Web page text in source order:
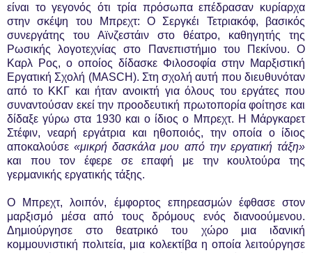
είναι το γεγονός ότι τρία πρόσωπα επέδρασαν κυρίαρχα
στην σκέψη του Μπρεχτ: Ο Σεργκέι Τετριακόφ, βασικός
συνεργάτης του Αϊνζεστάιν στο θέατρο, καθηγητής της
Ρωσικής λογοτεχνίας στο Πανεπιστήμιο του Πεκίνου. Ο
Καρλ Ρος, ο οποίος δίδασκε Φιλοσοφία στην Μαρξιστική
Εργατική Σχολή (MASCH). Στη σχολή αυτή που διευθυνόταν
από το ΚΚΓ και ήταν ανοικτή για όλους του εργάτες που
συναντούσαν εκεί την προοδευτική πρωτοπορία φοίτησε και
δίδαξε γύρω στα 1930 και ο ίδιος ο Μπρεχτ. Η Μάργκαρετ
Στέφιν, νεαρή εργάτρια και ηθοποιός, την οποία ο ίδιος
αποκαλούσε«μικρή δασκάλα μου από την εργατική τάξη»
και που τον έφερε σε επαφή με την κουλτούρα της
γερμανικής εργατικής τάξης.
Ο Μπρεχτ, λοιπόν, έμφορτος επηρεασμών έφθασε στον
μαρξισμό μέσα από τους δρόμους ενός διανοούμενου.
Δημιούργησε στο θεατρικό του χώρο μια ιδανική
κομμουνιστική πολιτεία, μια κολεκτίβα η οποία λειτούργησε